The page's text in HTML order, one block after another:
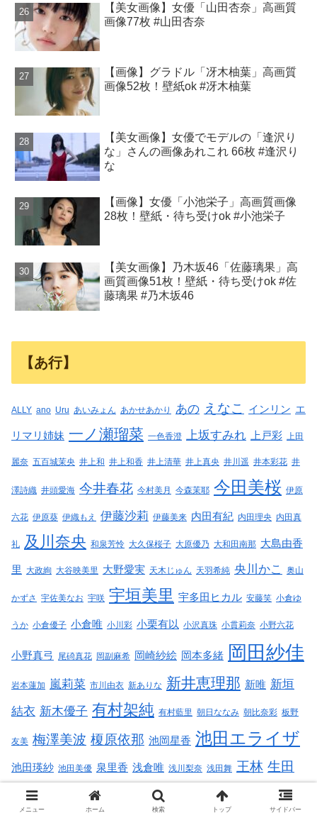
【美女画像】女優「山田杏奈」高画質
画像77枚 #山田杏奈
【画像】グラドル「冴木柚葉」高画質
画像52枚！壁紙ok #冴木柚葉
【美女画像】女優でモデルの「逢沢り
な」さんの画像あれこれ 66枚 #逢沢り
な
【画像】女優「小池栄子」高画質画像
28枚！壁紙・待ち受けok #小池栄子
【美女画像】乃木坂46「佐藤璃果」高
画質画像51枚！壁紙・待ち受けok #佐
藤璃果 #乃木坂46
【あ行】
ALLY ano Uru あいみょん あかせあかり あの えなこ インリン エ
リマリ姉妹 一ノ瀬瑠菜 一色香澄 上坂すみれ 上戸彩 上田
麗奈 五百城茉央 井上和 井上和香 井上清華 井上真央 井川遥 井本彩花 井
澤詩織 井頭愛海 今井春花 今村美月 今森茉耶 今田美桜 伊原
六花 伊原葵 伊織もえ 伊藤沙莉 伊藤美来 内田有紀 内田理央 内田真
礼 及川奈央 和泉芳怜 大久保桜子 大原優乃 大和田南那 大島由香
里 大政絢 大谷映美里 大野愛実 天木じゅん 天羽希純 央川かこ 奥山
かずさ 宇佐美なお 宇咲 宇垣美里 宇多田ヒカル 安藤笑 小倉ゆ
うか 小倉優子 小倉唯 小川彩 小栗有以 小沢真珠 小貫莉奈 小野六花
小野真弓 尾碕真花 岡副麻希 岡崎紗絵 岡本多緒 岡田紗佳
岩本蓮加 嵐莉菜 市川由衣 新ありな 新井恵理那 新唯 新垣
結衣 新木優子 有村架純 有村藍里 朝日ななみ 朝比奈彩 板野
友美 梅澤美波 榎原依那 池岡星香 池田エライザ
池田瑛紗 池田美優 泉里香 浅倉唯 浅川梨奈 浅田舞 王林 生田
絵梨花
生田衣梨奈 石井杏奈 石原さとみ 石原夏織 石
メニュー ホーム 検索 トップ サイドバー